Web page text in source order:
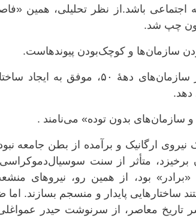
اجتماعی باشد.از نظر تحلیلی، همین
چپ شد.
سازمان‌ها و کوچک‌بودن پیوندهاست.
چپ ایران، چه در حزب توده و چه در سازمان‌های
دهد.
سازمان‌های بدون توده» می‌نامند .
نیروی ارگانیک و برآمده از بطن جامعه
برخیزد، متأثر از سنت سوسیال‌دموکراسی
بود، از همین رو، نیروهای
ساختارهایی پایدار و منسجم بسازند.
تاریخ معاصر، از سرنوشت حیدر